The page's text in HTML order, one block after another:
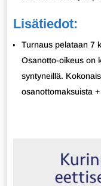
Lisätiedot:
Turnaus pelataan 7
Osanotto-oikeus on
syntyneillä.
osanottomaksuista